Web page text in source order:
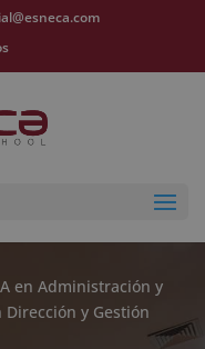
en Administración y
y Gestión